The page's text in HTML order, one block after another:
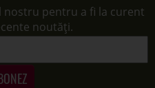
nostru pentru a fi la curent
noutăți.